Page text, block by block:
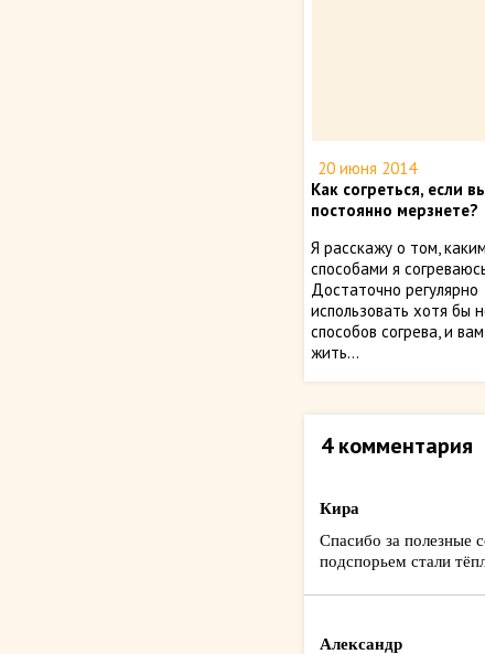
20 июня 2014
Как согреться, если
постоянно мерзнете?
Я расскажу о том,
способами я
Достаточно регулярно
использовать хотя бы
способов согрева, и
жить...
4 комментария
Кира
Спасибо за полезные
подспорьем стали
Александр